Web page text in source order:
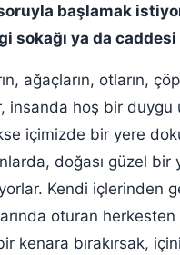
başlamak
sokağı ya da caddesi
ağaçların, otların,
insanda hoş bir duygu
içimizde bir yere
doğası güzel bir
Kendi içlerinden
oturan herkesten
bırakırsak,